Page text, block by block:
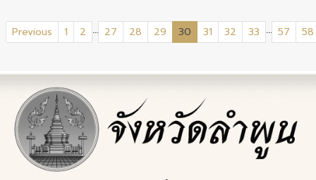
Previous 1 2 ... 27 28 29 30 (current)
31 32 33 ... 57 58